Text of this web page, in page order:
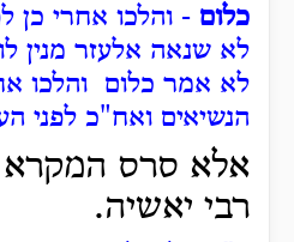
כלום - והלכו אחרי כן
לא שנאה אלעזר מנין
לא אמר כלום והלכו
הנשיאים ואח"כ לפני
אלא סרס המקרא
רבי יאשיה.